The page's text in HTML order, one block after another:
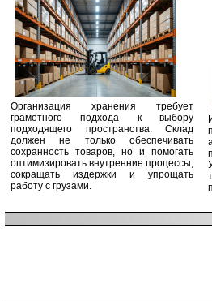
Организация хранения требует
грамотного подхода к выбору
подходящего пространства. Склад
должен не только обеспечивать
сохранность товаров, но и помогать
оптимизировать внутренние процессы,
сокращать издержки и упрощать
работу с грузами.